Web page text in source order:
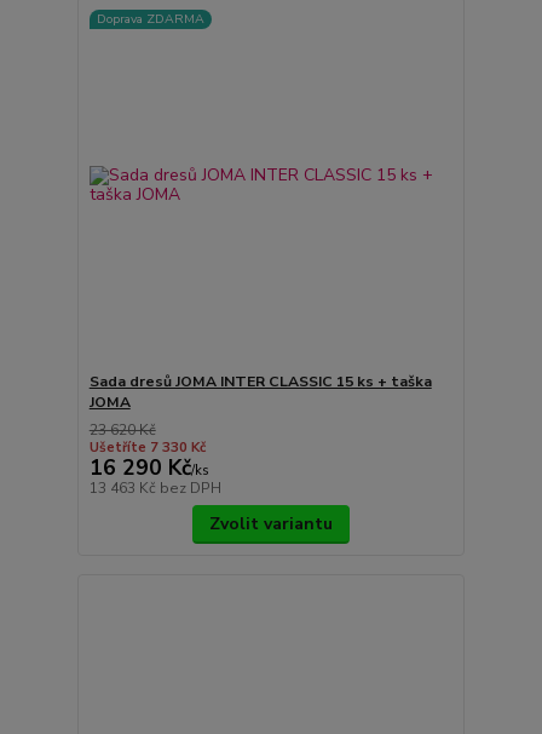
Doprava ZDARMA
Sada dresů JOMA INTER CLASSIC 15 ks + taška
JOMA
23 620 Kč
Ušetříte 7 330 Kč
16 290 Kč/ks
13 463 Kč bez DPH
Zvolit variantu